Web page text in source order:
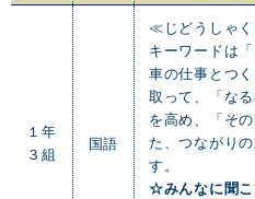
１年
３組
国語
≪じどうしゃ
キーワードは
車の仕事とつ
取って、「な
を高め、「そ
た、つながり
す。
☆みんなに聞こ